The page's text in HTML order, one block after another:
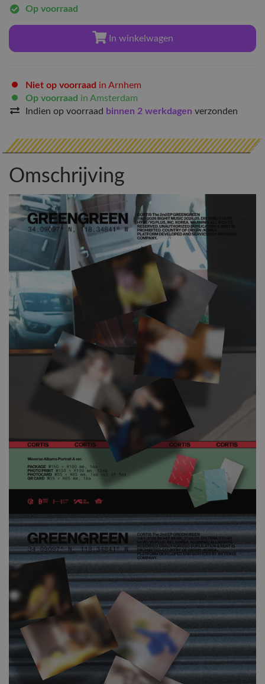
Op voorraad
In winkelwagen
Niet op voorraad in Arnhem
Op voorraad in Amsterdam
Indien op voorraad binnen 2 werkdagen verzonden
Omschrijving